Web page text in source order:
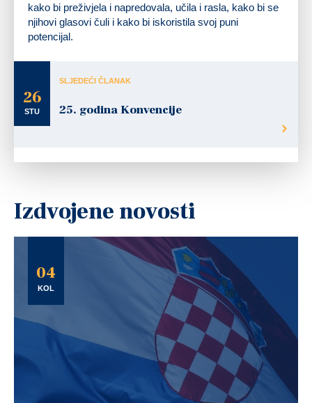
kako bi preživjela i napredovala, učila i rasla, kako bi se
njihovi glasovi čuli i kako bi iskoristila svoj puni
potencijal.
26
STU
SLJEDEĆI ČLANAK
25. godina Konvencije
Izdvojene novosti
04
KOL